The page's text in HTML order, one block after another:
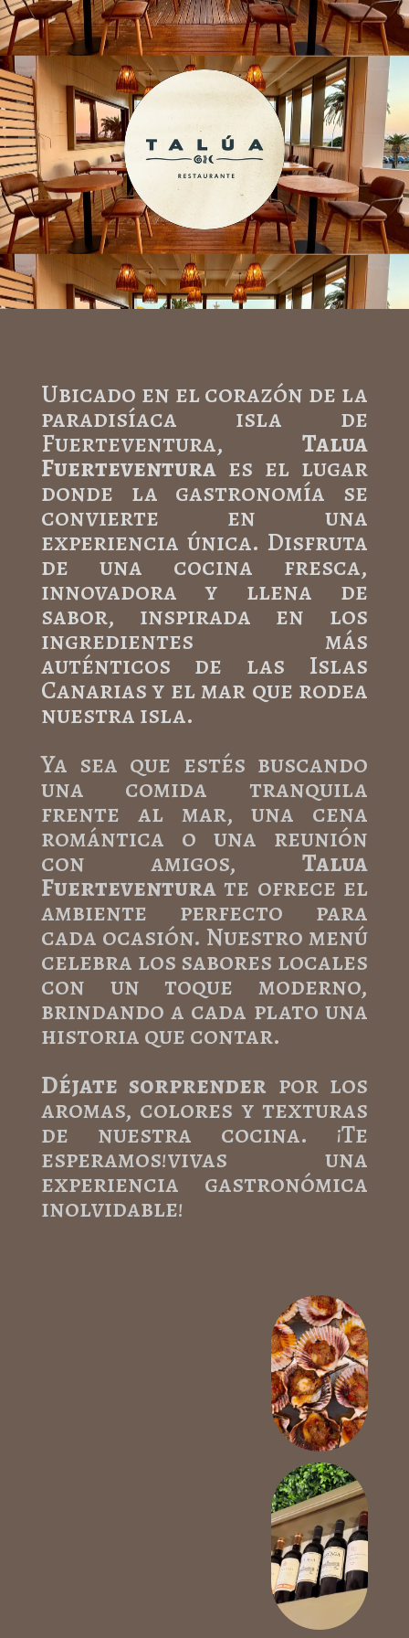
Ubicado en el corazón de la
paradisíaca isla de
Fuerteventura,Talua
Fuerteventuraes el lugar
donde la gastronomía se
convierte en una
experiencia única. Disfruta
de una cocina fresca,
innovadora y llena de
sabor, inspirada en los
ingredientes más
auténticos de las Islas
Canarias y el mar que rodea
nuestra isla.
Ya sea que estés buscando
una comida tranquila
frente al mar, una cena
romántica o una reunión
con amigos,Talua
Fuerteventurate ofrece el
ambiente perfecto para
cada ocasión. Nuestro menú
celebra los sabores locales
con un toque moderno,
brindando a cada plato una
historia que contar.
Déjate sorprender por los
aromas, colores y texturas
de nuestra cocina. ¡Te
esperamos!vivas una
experiencia gastronómica
inolvidable!